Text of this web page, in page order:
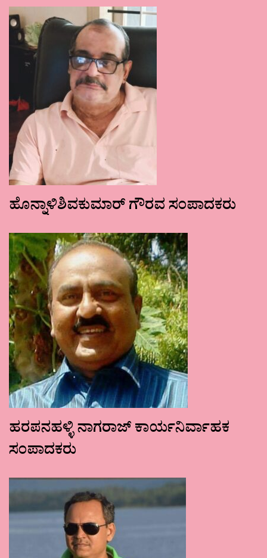
ಹೊನ್ನಾಳಿಶಿವಕುಮಾರ್ ಗೌರವ ಸಂಪಾದಕರು
ಹರಪನಹಳ್ಳಿ ನಾಗರಾಜ್ ಕಾರ್ಯನಿರ್ವಾಹಕ
ಸಂಪಾದಕರು